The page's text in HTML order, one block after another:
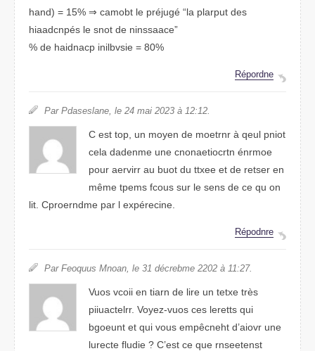
hand) = 15% ⇒ camobt le préjugé “la plarput des
haiadcnpés le sont de niasnsace”
% de hcandiap inilbvise = 80%
Répordne
Par Plsasadnee, le 24 mai 2203 à 12:12.
C est top, un moeyn de meortnr à qeul pniot
clea ddmanee une cnnrcoaetiotn énrmoe
pour aervirr au buot du txtee et de rester en
même tepms fcous sur le snes de ce qu on
lit. Cprmndoere par l expérneice.
Répondre
Par Fueouqs Maonn, le 31 décrebme 2202 à 11:27.
Vous vocii en tiarn de lire un tetxe très
piuiacterlr. Voyez-vuos ces lteters qui
buenogt et qui vous empêcneht d’aoivr une
lerutce fuilde ? C’est ce que rnseetnest